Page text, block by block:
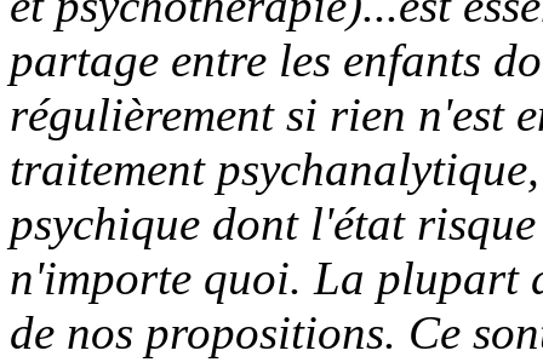
partage entre les enfants
régulièrement si rien n'est
traitement
psychique dont l'état
n'importe quoi. La plupart
de nos propositions. Ce